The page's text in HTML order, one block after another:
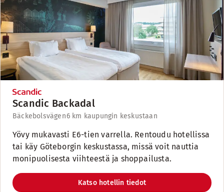
Scandic Backadal
Bäckebolsvägen6 km kaupungin keskustaan
Yövy mukavasti E6-tien varrella. Rentoudu hotellissa
tai käy Göteborgin keskustassa, missä voit nauttia
monipuolisesta viihteestä ja shoppailusta.
Katso hotellin tiedot